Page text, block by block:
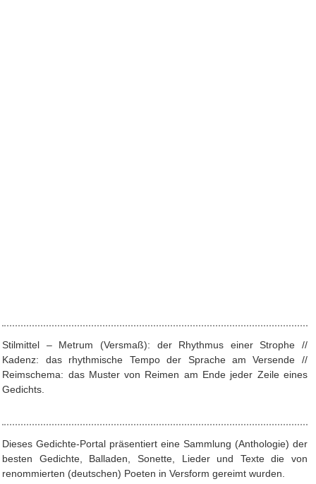
Stilmittel – Metrum (Versmaß): der Rhythmus einer Strophe //
Kadenz: das rhythmische Tempo der Sprache am Versende //
Reimschema: das Muster von Reimen am Ende jeder Zeile eines
Gedichts.
Dieses Gedichte-Portal präsentiert eine Sammlung (Anthologie) der
besten Gedichte, Balladen, Sonette, Lieder und Texte die von
renommierten (deutschen) Poeten in Versform gereimt wurden.